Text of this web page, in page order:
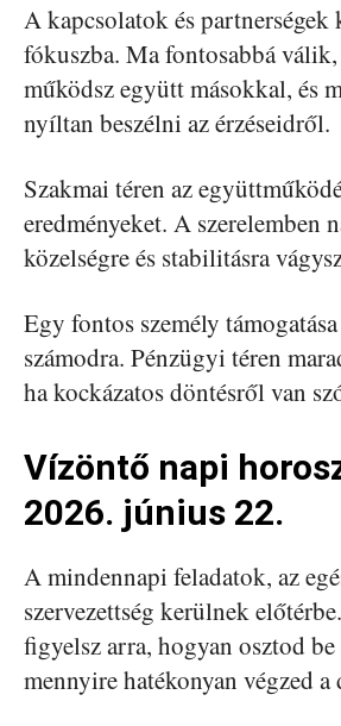
A kapcsolatok és partnerségek
fókuszba. Ma fontosabbá
működsz együtt másokkal, és
nyíltan beszélni az érzéseidről.
Szakmai téren az
eredményeket. A szerelemben
közelségre és stabilitásra
Egy fontos személy
számodra. Pénzügyi téren
ha kockázatos döntésről van
Vízöntő napi
2026. június 22.
A mindennapi feladatok, az
szervezettség kerülnek
figyelsz arra, hogyan osztod be
mennyire hatékonyan végzed